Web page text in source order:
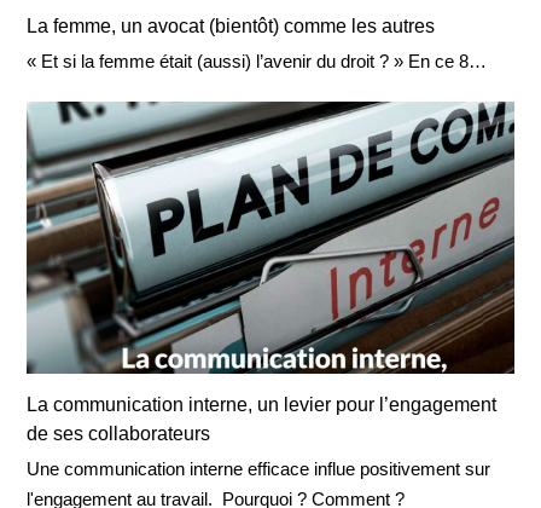
La femme, un avocat (bientôt) comme les autres
« Et si la femme était (aussi) l’avenir du droit ? » En ce 8…
La communication interne, un levier pour l’engagement
de ses collaborateurs
Une communication interne efficace influe positivement sur
l'engagement au travail. Pourquoi ? Comment ?